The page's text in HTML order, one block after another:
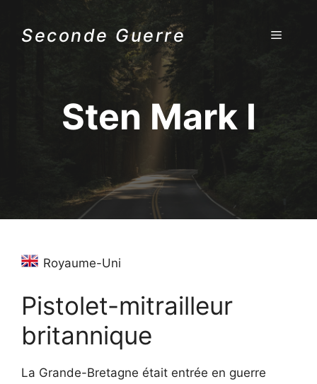
contenuSeconde Guerre MENU
Sten Mark I
Royaume-Uni
Pistolet-mitrailleur
britannique
La Grande-Bretagne était entrée en guerre